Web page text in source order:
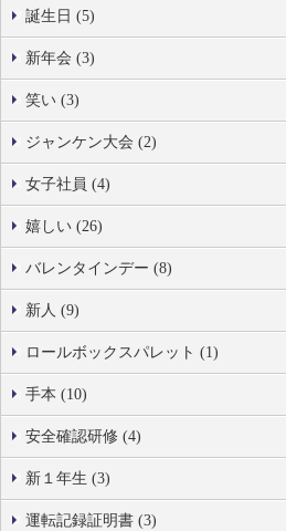
誕生日 (5)
新年会 (3)
笑い (3)
ジャンケン大会 (2)
女子社員 (4)
嬉しい (26)
バレンタインデー (8)
新人 (9)
ロールボックスパレット (1)
手本 (10)
安全確認研修 (4)
新１年生 (3)
運転記録証明書 (3)